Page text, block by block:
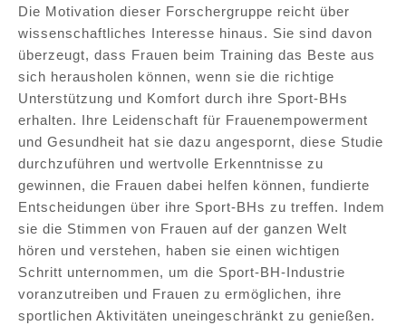
Die Motivation dieser Forschergruppe reicht über
wissenschaftliches Interesse hinaus. Sie sind davon
überzeugt, dass Frauen beim Training das Beste aus
sich herausholen können, wenn sie die richtige
Unterstützung und Komfort durch ihre Sport-BHs
erhalten. Ihre Leidenschaft für Frauenempowerment
und Gesundheit hat sie dazu angespornt, diese Studie
durchzuführen und wertvolle Erkenntnisse zu
gewinnen, die Frauen dabei helfen können, fundierte
Entscheidungen über ihre Sport-BHs zu treffen. Indem
sie die Stimmen von Frauen auf der ganzen Welt
hören und verstehen, haben sie einen wichtigen
Schritt unternommen, um die Sport-BH-Industrie
voranzutreiben und Frauen zu ermöglichen, ihre
sportlichen Aktivitäten uneingeschränkt zu genießen.